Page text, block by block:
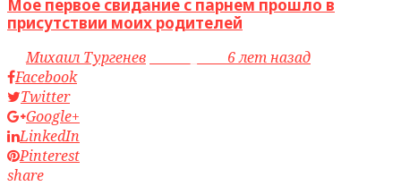
Мое первое свидание с парнем прошло в
присутствии моих родителей
byМихаил Тургенев
6 лет назад
Facebook
Twitter
Google+
LinkedIn
Pinterest
share